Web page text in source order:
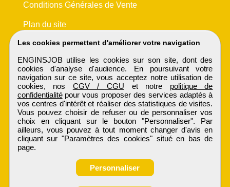
Les cookies permettent d'améliorer votre navigation
ENGINSJOB utilise les cookies sur son site, dont des
cookies d'analyse d'audience. En poursuivant votre
navigation sur ce site, vous acceptez notre utilisation de
cookies, nos CGV / CGU et notre politique de
confidentialitépour vous proposer des services adaptés à
vos centres d'intérêt et réaliser des statistiques de visites.
Vous pouvez choisir de refuser ou de personnaliser vos
choix en cliquant sur le bouton "Personnaliser". Par
ailleurs, vous pouvez à tout moment changer d'avis en
cliquant sur "Paramètres des cookies" situé en bas de
page.
Personnaliser
Conditions Générales de Vente
Plan du site